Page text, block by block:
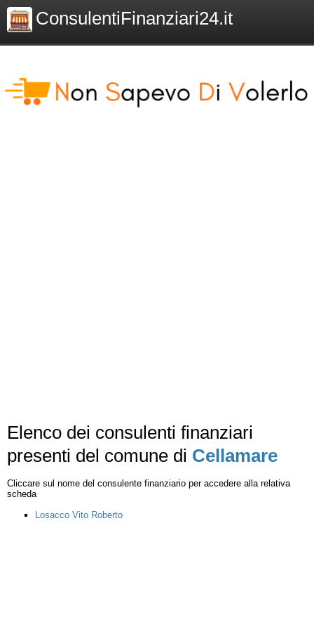
ConsulentiFinanziari24.it
Elenco dei consulenti finanziari
presenti del comune di Cellamare
Cliccare sul nome del consulente finanziario per accedere alla relativa
scheda
Losacco Vito Roberto